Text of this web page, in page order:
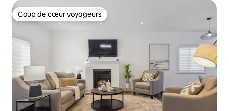
Coup de cœur voyageurs
Coup de cœur voyageurs